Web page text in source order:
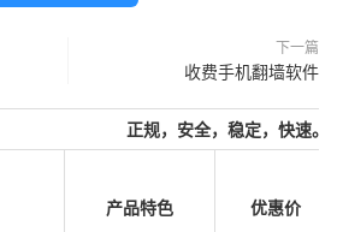
下一篇
收费手机翻墙软件
正规，安全，稳定，快速。
产品特色 优惠价